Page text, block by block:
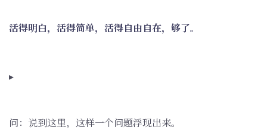
活得明白，活得简单，活得自由自在，够了。
▸
问：说到这里，这样一个问题浮现出来。